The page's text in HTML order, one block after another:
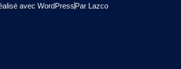
avec WordPressPar Lazco